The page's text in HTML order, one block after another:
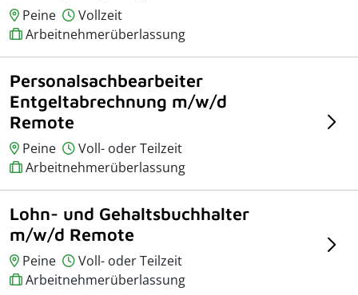
Peine
Vollzeit
Arbeitnehmerüberlassung
Personalsachbearbeiter
Entgeltabrechnung m/w/d
Remote
Peine
Voll- oder Teilzeit
Arbeitnehmerüberlassung
Lohn- und Gehaltsbuchhalter
m/w/d Remote
Peine
Voll- oder Teilzeit
Arbeitnehmerüberlassung